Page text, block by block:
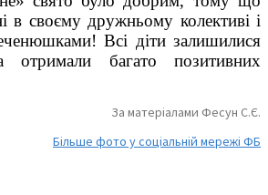
в своєму дружньому колективі і
Всі діти залишилися
отримали багато позитивних
За матеріалами Фесун С.Є.
Більше фото у соціальній мережі ФБ